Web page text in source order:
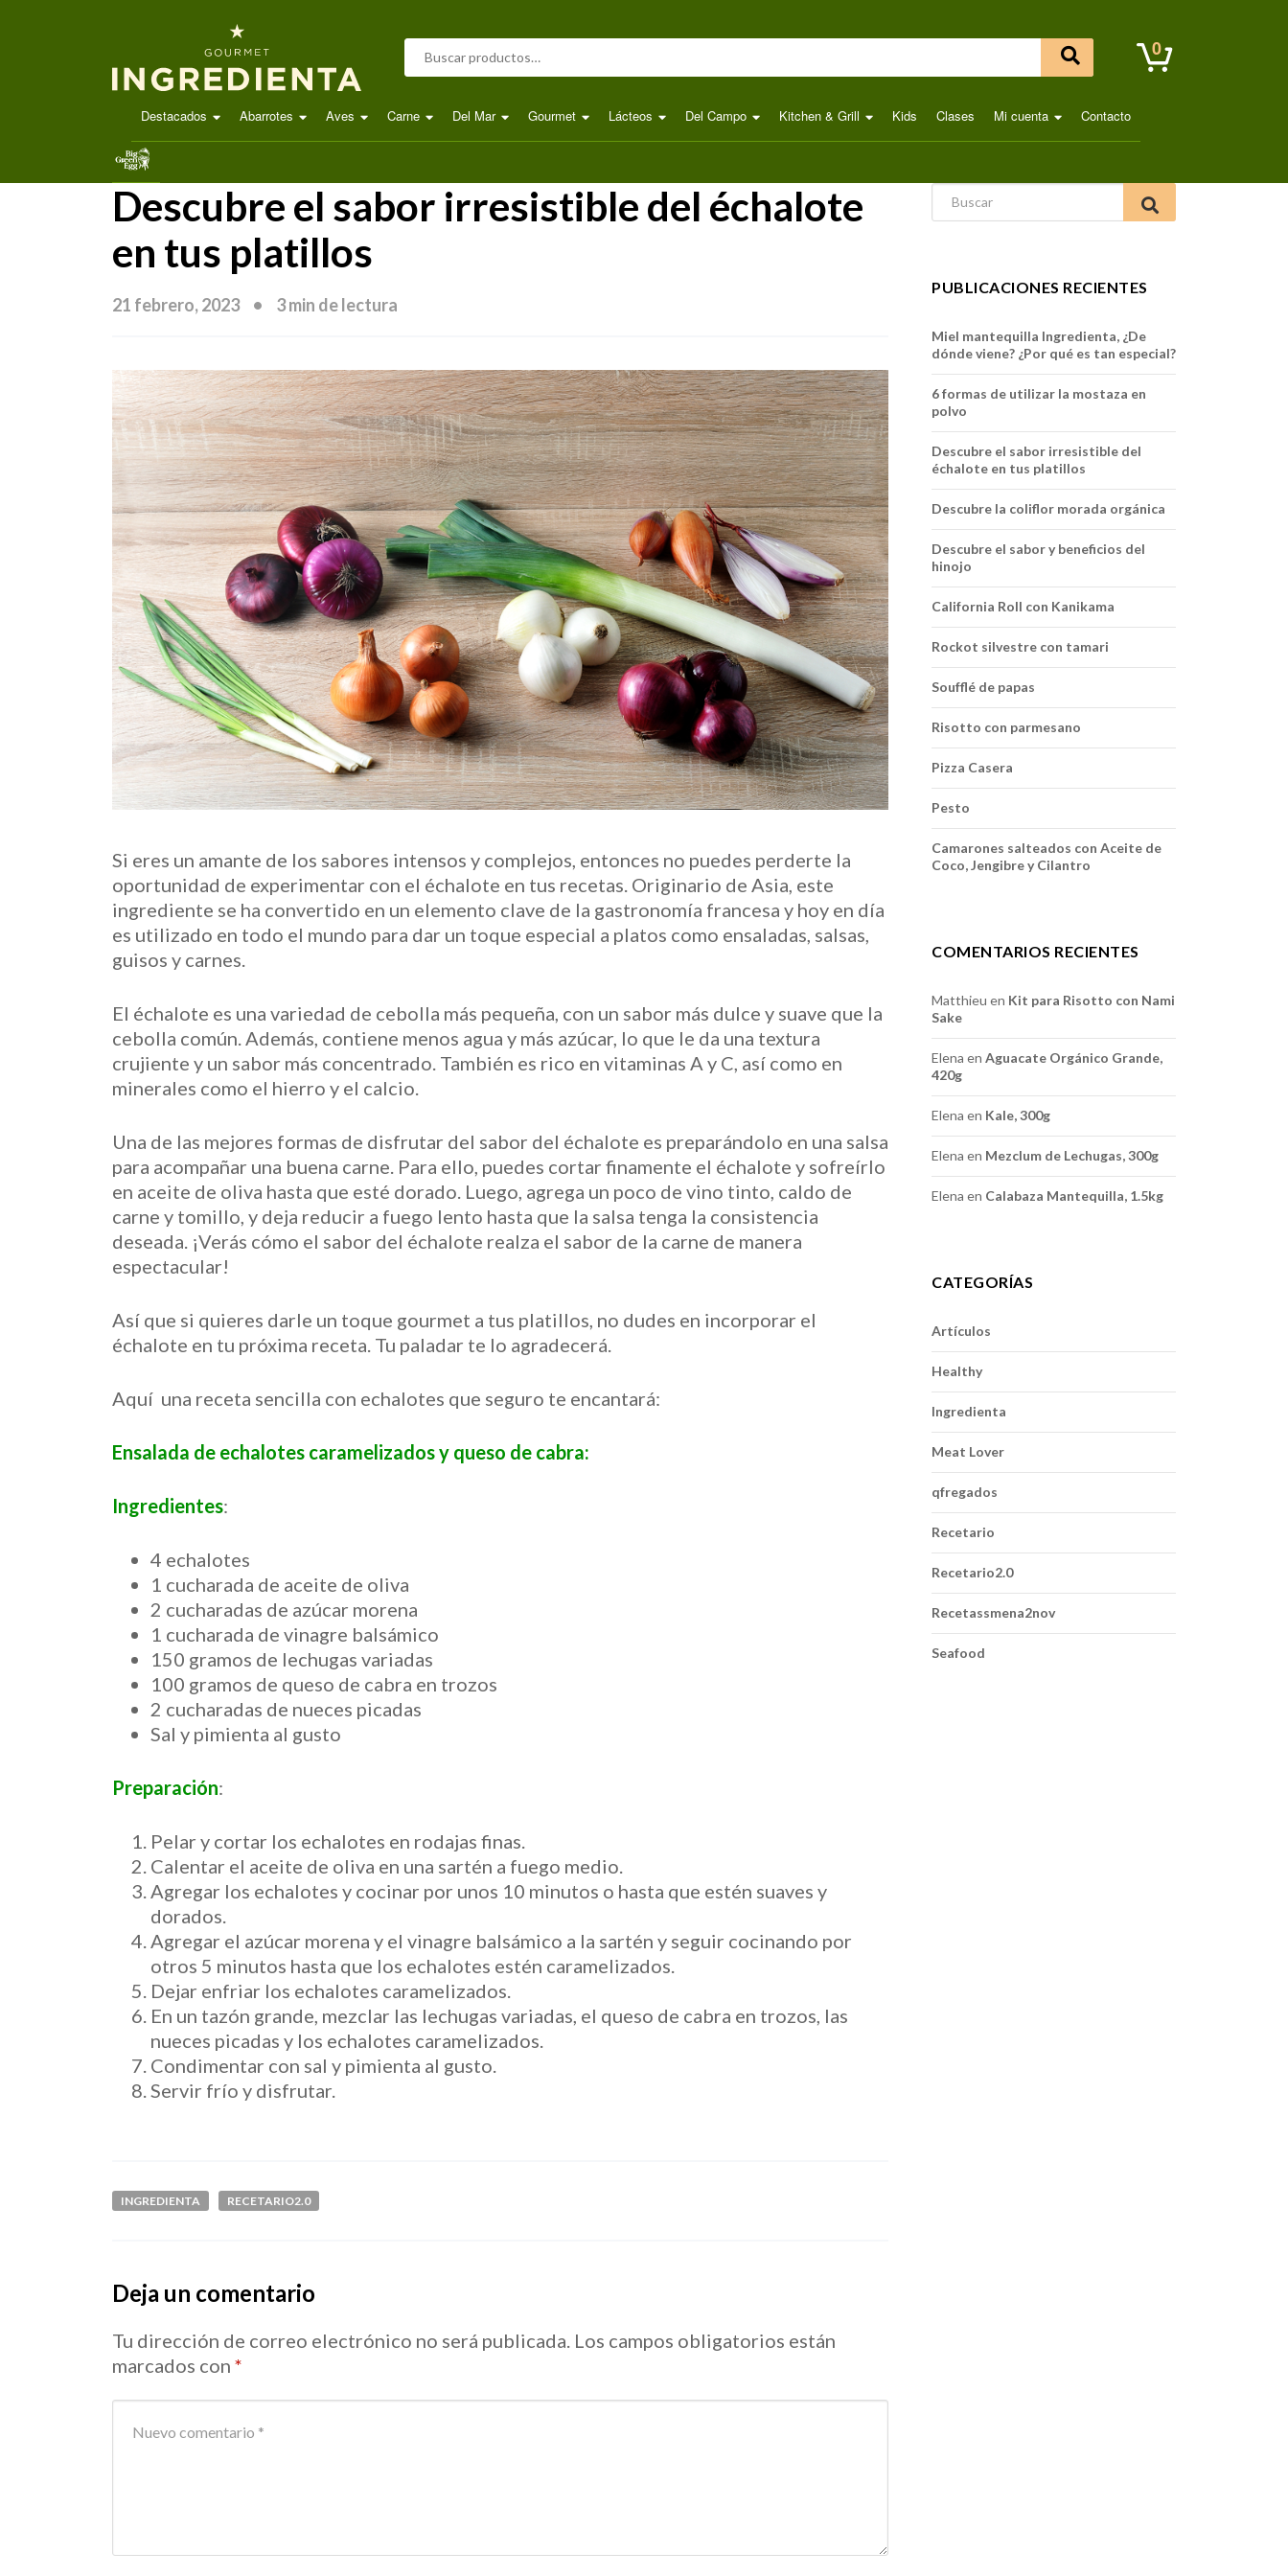
Buscar por: 0
Destacados Abarrotes Aves Carne Del Mar Gourmet Lácteos Del Campo Kitchen & Grill Kids Clases Mi cuenta Contacto
.
Descubre el sabor irresistible del échalote
en tus platillos
21 febrero, 2023 3 min de lectura
Si eres un amante de los sabores intensos y complejos, entonces no puedes perderte la
oportunidad de experimentar con el échalote en tus recetas. Originario de Asia, este
ingrediente se ha convertido en un elemento clave de la gastronomía francesa y hoy en día
es utilizado en todo el mundo para dar un toque especial a platos como ensaladas, salsas,
guisos y carnes.
El échalote es una variedad de cebolla más pequeña, con un sabor más dulce y suave que la
cebolla común. Además, contiene menos agua y más azúcar, lo que le da una textura
crujiente y un sabor más concentrado. También es rico en vitaminas A y C, así como en
minerales como el hierro y el calcio.
Una de las mejores formas de disfrutar del sabor del échalote es preparándolo en una salsa
para acompañar una buena carne. Para ello, puedes cortar finamente el échalote y sofreírlo
en aceite de oliva hasta que esté dorado. Luego, agrega un poco de vino tinto, caldo de
carne y tomillo, y deja reducir a fuego lento hasta que la salsa tenga la consistencia
deseada. ¡Verás cómo el sabor del échalote realza el sabor de la carne de manera
espectacular!
Así que si quieres darle un toque gourmet a tus platillos, no dudes en incorporar el
échalote en tu próxima receta. Tu paladar te lo agradecerá.
Aquí una receta sencilla con echalotes que seguro te encantará:
Ensalada de echalotes caramelizados y queso de cabra:
Ingredientes:
4 echalotes
1 cucharada de aceite de oliva
2 cucharadas de azúcar morena
1 cucharada de vinagre balsámico
150 gramos de lechugas variadas
100 gramos de queso de cabra en trozos
2 cucharadas de nueces picadas
Sal y pimienta al gusto
Preparación:
Pelar y cortar los echalotes en rodajas finas.
Calentar el aceite de oliva en una sartén a fuego medio.
Agregar los echalotes y cocinar por unos 10 minutos o hasta que estén suaves y
dorados.
Agregar el azúcar morena y el vinagre balsámico a la sartén y seguir cocinando por
otros 5 minutos hasta que los echalotes estén caramelizados.
Dejar enfriar los echalotes caramelizados.
En un tazón grande, mezclar las lechugas variadas, el queso de cabra en trozos, las
nueces picadas y los echalotes caramelizados.
Condimentar con sal y pimienta al gusto.
Servir frío y disfrutar.
INGREDIENTA RECETARIO2.0
Deja un comentario
Tu dirección de correo electrónico no será publicada. Los campos obligatorios están
marcados con *
PUBLICACIONES RECIENTES
Miel mantequilla Ingredienta, ¿De
dónde viene? ¿Por qué es tan especial?
6 formas de utilizar la mostaza en
polvo
Descubre el sabor irresistible del
échalote en tus platillos
Descubre la coliflor morada orgánica
Descubre el sabor y beneficios del
hinojo
California Roll con Kanikama
Rockot silvestre con tamari
Soufflé de papas
Risotto con parmesano
Pizza Casera
Pesto
Camarones salteados con Aceite de
Coco, Jengibre y Cilantro
COMENTARIOS RECIENTES
Matthieu en Kit para Risotto con Nami
Sake
Elena en Aguacate Orgánico Grande,
420g
Elena en Kale, 300g
Elena en Mezclum de Lechugas, 300g
Elena en Calabaza Mantequilla, 1.5kg
CATEGORÍAS
Artículos
Healthy
Ingredienta
Meat Lover
qfregados
Recetario
Recetario2.0
Recetassmena2nov
Seafood